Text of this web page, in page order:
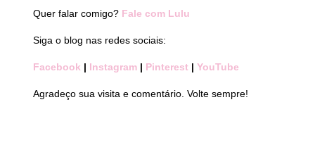
Quer falar comigo? Fale com Lulu
Siga o blog nas redes sociais:
Facebook | Instagram | Pinterest | YouTube
Agradeço sua visita e comentário. Volte sempre!